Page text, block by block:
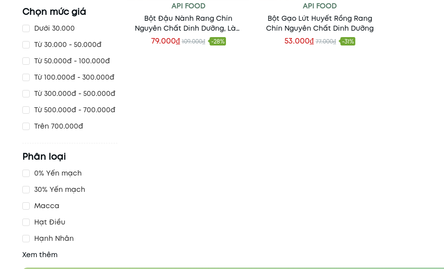
Chọn mức giá
Dưới 30.000
Từ 30.000 - 50.000đ
Từ 50.000đ - 100.000đ
Từ 100.000đ - 300.000đ
Từ 300.000đ - 500.000đ
Từ 500.000đ - 700.000đ
Trên 700.000đ
Phân loại
0% Yến mạch
30% Yến mạch
Macca
Hạt Điều
Hạnh Nhân
Xem thêm
API FOOD
Bột Đậu Nành Rang Chín
Nguyên Chất Dinh Dưỡng, Làm
Đẹp Da, Giữ Dáng, Hương Vị Tự
Nhiên & Tinh Khiết
79.000₫ 109.000₫ -28%
API FOOD
Bột Gạo Lứt Huyết Rồng Rang
Chín Nguyên Chất Dinh Dưỡng
53.000₫ 77.000₫ -31%